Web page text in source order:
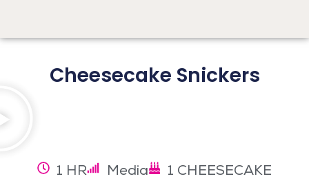
Cheesecake Snickers
1 HR Media 1 CHEESECAKE